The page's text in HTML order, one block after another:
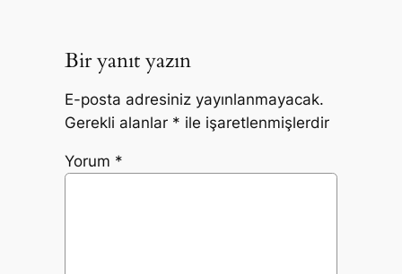
Bir yanıt yazın
E-posta adresiniz yayınlanmayacak.
Gerekli alanlar * ile işaretlenmişlerdir
Yorum *